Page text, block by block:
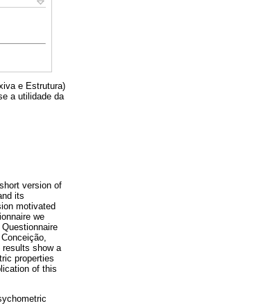
e Estrutura)
a utilidade da
version of
its
motivated
we
results show a
properties
of this